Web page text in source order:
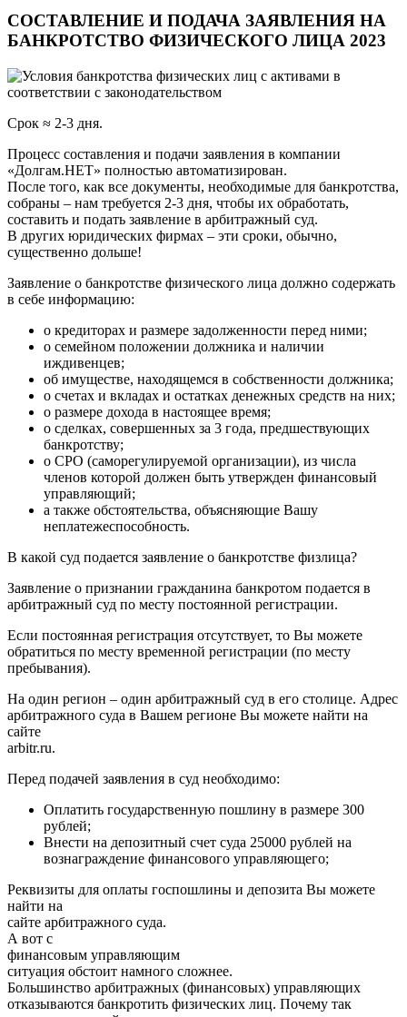
СОСТАВЛЕНИЕ И ПОДАЧА ЗАЯВЛЕНИЯ НА
БАНКРОТСТВО ФИЗИЧЕСКОГО ЛИЦА 2023
Срок ≈ 2-3 дня.
Процесс составления и подачи заявления в компании
«Долгам.НЕТ» полностью автоматизирован.
После того, как все документы, необходимые для банкротства,
собраны – нам требуется 2-3 дня, чтобы их обработать,
составить и подать заявление в арбитражный суд.
В других юридических фирмах – эти сроки, обычно,
существенно дольше!
Заявление о банкротстве физического лица должно содержать
в себе информацию:
о кредиторах и размере задолженности перед ними;
о семейном положении должника и наличии
иждивенцев;
об имуществе, находящемся в собственности должника;
о счетах и вкладах и остатках денежных средств на них;
о размере дохода в настоящее время;
о сделках, совершенных за 3 года, предшествующих
банкротству;
о СРО (саморегулируемой организации), из числа
членов которой должен быть утвержден финансовый
управляющий;
а также обстоятельства, объясняющие Вашу
неплатежеспособность.
В какой суд подается заявление о банкротстве физлица?
Заявление о признании гражданина банкротом подается в
арбитражный суд по месту постоянной регистрации.
Если постоянная регистрация отсутствует, то Вы можете
обратиться по месту временной регистрации (по месту
пребывания).
На один регион – один арбитражный суд в его столице. Адрес
арбитражного суда в Вашем регионе Вы можете найти на
сайте
arbitr.ru.
Перед подачей заявления в суд необходимо:
Оплатить государственную пошлину в размере 300
рублей;
Внести на депозитный счет суда 25000 рублей на
вознаграждение финансового управляющего;
Реквизиты для оплаты госпошлины и депозита Вы можете
найти на
сайте арбитражного суда.
А вот с
финансовым управляющим
ситуация обстоит намного сложнее.
Большинство арбитражных (финансовых) управляющих
отказываются банкротить физических лиц. Почему так